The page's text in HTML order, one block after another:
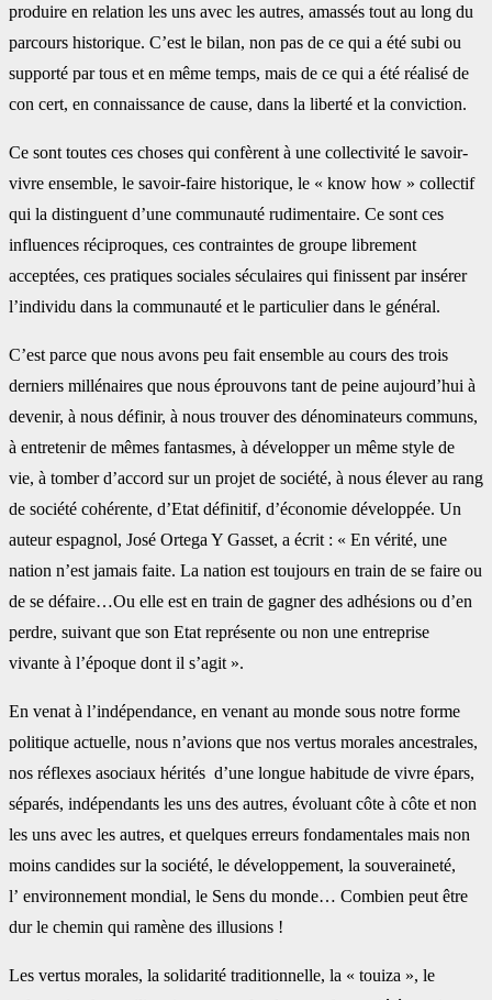
produire en relation les uns avec les autres, amassés tout au long du
parcours historique. C’est le bilan, non pas de ce qui a été subi ou
supporté par tous et en même temps, mais de ce qui a été réalisé de
con cert, en connaissance de cause, dans la liberté et la conviction.
Ce sont toutes ces choses qui confèrent à une collectivité le savoir-
vivre ensemble, le savoir-faire historique, le « know how » collectif
qui la distinguent d’une communauté rudimentaire. Ce sont ces
influences réciproques, ces contraintes de groupe librement
acceptées, ces pratiques sociales séculaires qui finissent par insérer
l’individu dans la communauté et le particulier dans le général.
C’est parce que nous avons peu fait ensemble au cours des trois
derniers millénaires que nous éprouvons tant de peine aujourd’hui à
devenir, à nous définir, à nous trouver des dénominateurs communs,
à entretenir de mêmes fantasmes, à développer un même style de
vie, à tomber d’accord sur un projet de société, à nous élever au rang
de société cohérente, d’Etat définitif, d’économie développée. Un
auteur espagnol, José Ortega Y Gasset, a écrit : « En vérité, une
nation n’est jamais faite. La nation est toujours en train de se faire ou
de se défaire…Ou elle est en train de gagner des adhésions ou d’en
perdre, suivant que son Etat représente ou non une entreprise
vivante à l’époque dont il s’agit ».
En venat à l’indépendance, en venant au monde sous notre forme
politique actuelle, nous n’avions que nos vertus morales ancestrales,
nos réflexes asociaux hérités d’une longue habitude de vivre épars,
séparés, indépendants les uns des autres, évoluant côte à côte et non
les uns avec les autres, et quelques erreurs fondamentales mais non
moins candides sur la société, le développement, la souveraineté,
l’ environnement mondial, le Sens du monde… Combien peut être
dur le chemin qui ramène des illusions !
Les vertus morales, la solidarité traditionnelle, la « touiza », le